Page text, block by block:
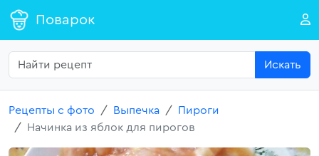
Поварок
Искать
Рецепты с фото Выпечка
Пироги
Начинка из яблок для пирогов